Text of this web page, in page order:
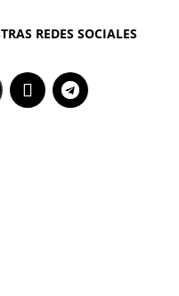
REDES SOCIALES